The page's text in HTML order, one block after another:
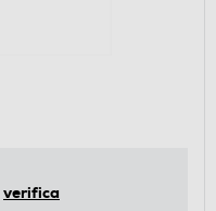
verifica